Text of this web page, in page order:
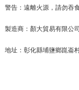
警告：遠離火源，請勿吞
製造商：顏大貿易有限公司
地址：彰化縣埔鹽鄉崑崙